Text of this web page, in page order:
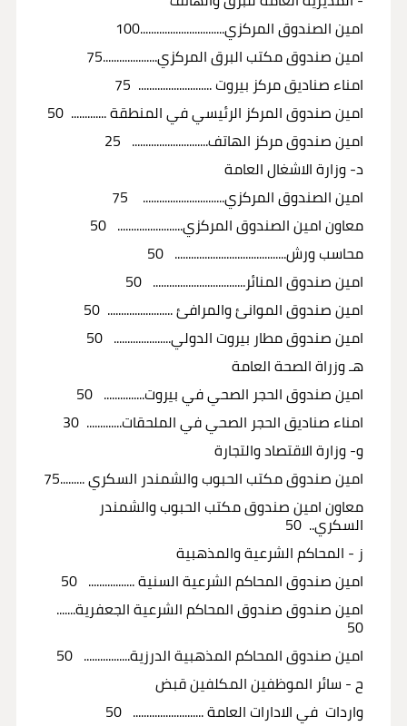
امين الصندوق المركزي...............................100
امين صندوق مكتب البرق المركزي....................75
امناء صناديق مركز بيروت ........................... 75
امين صندوق المركز الرئيسي في المنطقة ............. 50
امين صندوق مركز الهاتف............................ 25
د- وزارة الاشغال العامة
امين الصندوق المركزي.............................. 75
معاون امين الصندوق المركزي........................ 50
محاسب ورش......................................... 50
امين صندوق المنائر.................................. 50
امين صندوق الموانئ والمرافئ ........................ 50
امين صندوق مطار بيروت الدولي..................... 50
هـ وزراة الصحة العامة
امين صندوق الحجر الصحي في بيروت............... 50
امناء صناديق الحجر الصحي في الملحقات............. 30
و- وزارة الاقتصاد والتجارة
امين صندوق مكتب الحبوب والشمندر السكري .........75
معاون امين صندوق مكتب الحبوب والشمندر
السكري.. 50
ز - المحاكم الشرعية والمذهبية
امين صندوق المحاكم الشرعية السنية ................. 50
امين صندوق صندوق المحاكم الشرعية الجعفرية.......
50
امين صندوق المحاكم المذهبية الدرزية................. 50
ح - سائر الموظفين المكلفين قبض
واردات في الادارات العامة .......................... 50